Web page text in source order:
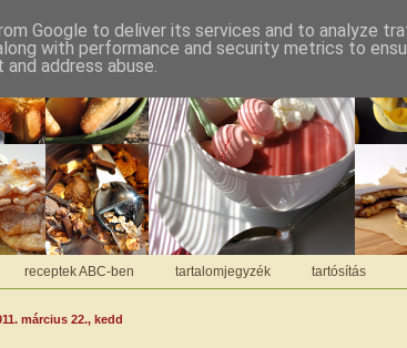
receptek ABC-ben tartalomjegyzék tartósítás
március 22., kedd
Google to deliver its services and to analyze
with performance and security metrics to
address abuse.